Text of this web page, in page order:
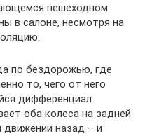
пешеходном
в салоне, несмотря на
по бездорожью, где
то, чего от него
дифференциал
оба колеса на задней
движении назад – и